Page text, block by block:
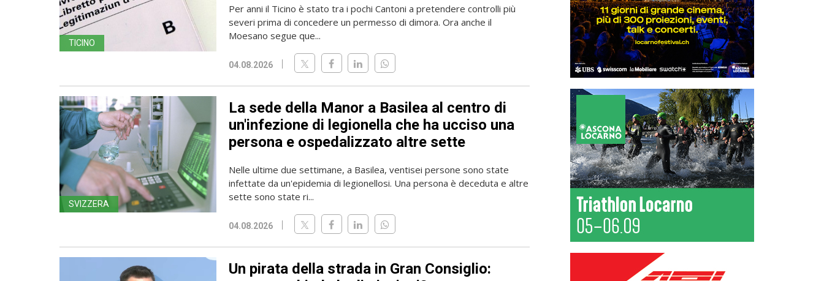
TICINO
Per anni il Ticino è stato tra i pochi Cantoni a pretendere controlli più
severi prima di concedere un permesso di dimora. Ora anche il
Moesano segue que...
04.08.2026
SVIZZERA
La sede della Manor a Basilea al centro di
un'infezione di legionella che ha ucciso una
persona e ospedalizzato altre sette
Nelle ultime due settimane, a Basilea, ventisei persone sono state
infettate da un'epidemia di legionellosi. Una persona è deceduta e altre
sette sono state ri...
04.08.2026
Un pirata della strada in Gran Consiglio: